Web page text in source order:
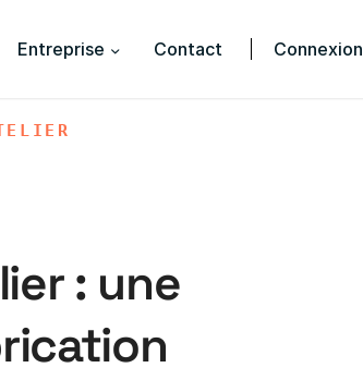
Entreprise Contact Connexion
: une